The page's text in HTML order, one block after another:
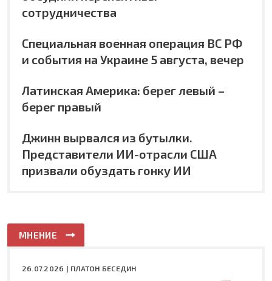
сотрудничества
Специальная военная операция ВС РФ
и события на Украине 5 августа, вечер
Латинская Америка: берег левый –
берег правый
Джинн вырвался из бутылки.
Представители ИИ-отрасли США
призвали обуздать гонку ИИ
МНЕНИЕ
26.07.2026 | ПЛАТОН БЕСЕДИН